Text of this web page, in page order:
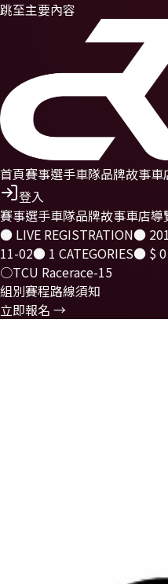
跳至主要內容
首頁賽事選手車隊品牌故事車
登入
賽事選手車隊品牌故事車店導
● LIVE REGISTRATION●
11-02● 1 CATEGORIES● $
○TCU Racerace-15
組別賽程路線須知
立即報名 →